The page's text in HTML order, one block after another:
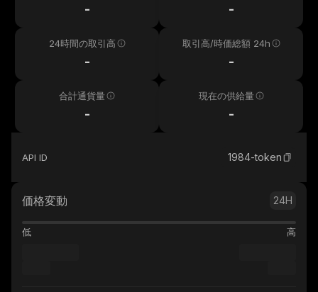
- -
24時間の取引高
-
取引高/時価総額 24h
-
合計通貨量
-
現在の供給量
-
API ID 1984-token
価格変動 24H
低 高